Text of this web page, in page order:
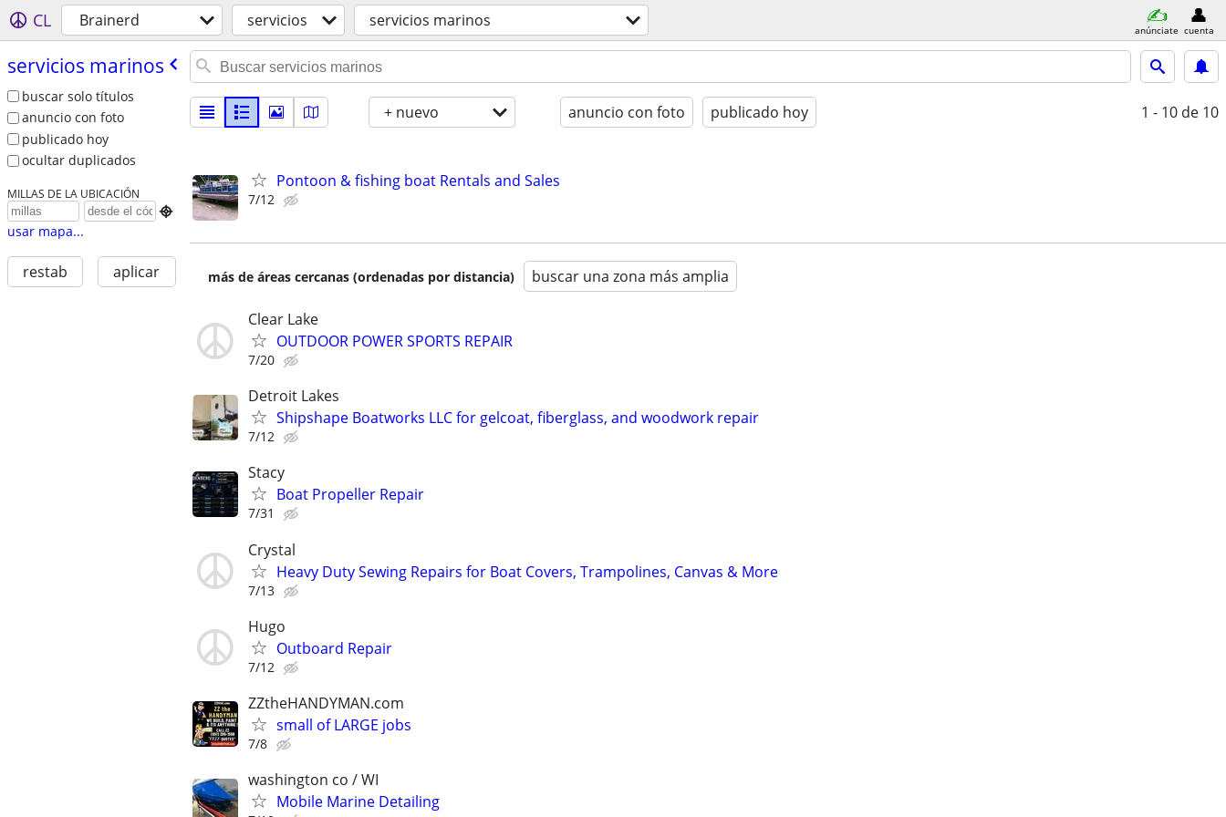
CL Brainerd servicios servicios marinos anúnciate cuenta
servicios marinos
buscar solo títulos
anuncio con foto
publicado hoy
ocultar duplicados
MILLAS DE LA UBICACIÓN

usar mapa...
restab aplicar
+ nuevo anuncio con foto publicado hoy 1 - 10 de 10
Pontoon & fishing boat Rentals and Sales
7/12
más de áreas cercanas (ordenadas por distancia) buscar una zona más amplia
Clear Lake
OUTDOOR POWER SPORTS REPAIR
7/20
Detroit Lakes
Shipshape Boatworks LLC for gelcoat, fiberglass, and woodwork repair
7/12
Stacy
Boat Propeller Repair
7/31
Crystal
Heavy Duty Sewing Repairs for Boat Covers, Trampolines, Canvas & More
7/13
Hugo
Outboard Repair
7/12
ZZtheHANDYMAN.com
small of LARGE jobs
7/8
washington co / WI
Mobile Marine Detailing